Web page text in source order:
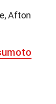
Afton